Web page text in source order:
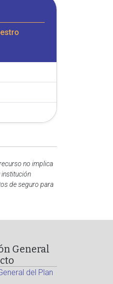
no implica
institución
de seguro para
General
del Plan